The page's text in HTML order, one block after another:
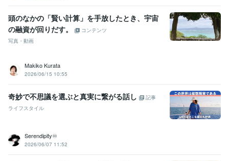
頭のなかの「賢い計算」を手放したとき、宇宙
の融資が回りだす。
コンテンツ
写真・動画
Makiko Kurata
2026/06/15 10:55
奇妙で不思議を選ぶと真実に繋がる話し
記事
ライフスタイル
Serendipity♾️
2026/06/07 11:52